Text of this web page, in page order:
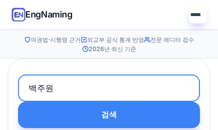
EngNaming
여권법·시행령 근거 외교부 공식 통계 반영
전문 에디터 검수
2026년 최신 기준
검색